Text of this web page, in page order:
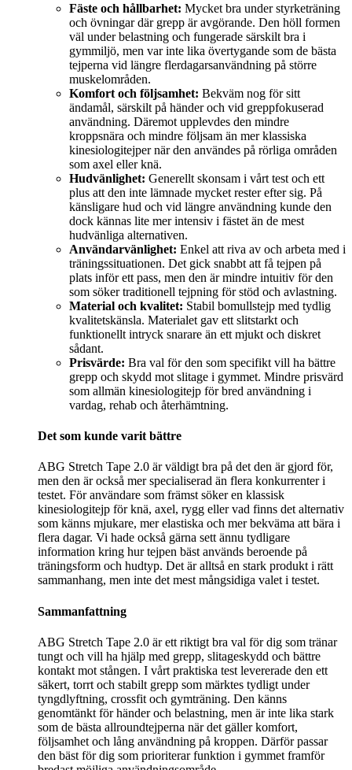
Fäste och hållbarhet: Mycket bra under styrketräning
och övningar där grepp är avgörande. Den höll formen
väl under belastning och fungerade särskilt bra i
gymmiljö, men var inte lika övertygande som de bästa
tejperna vid längre flerdagarsanvändning på större
muskelområden.
Komfort och följsamhet: Bekväm nog för sitt
ändamål, särskilt på händer och vid greppfokuserad
användning. Däremot upplevdes den mindre
kroppsnära och mindre följsam än mer klassiska
kinesiologitejper när den användes på rörliga områden
som axel eller knä.
Hudvänlighet: Generellt skonsam i vårt test och ett
plus att den inte lämnade mycket rester efter sig. På
känsligare hud och vid längre användning kunde den
dock kännas lite mer intensiv i fästet än de mest
hudvänliga alternativen.
Användarvänlighet: Enkel att riva av och arbeta med i
träningssituationen. Det gick snabbt att få tejpen på
plats inför ett pass, men den är mindre intuitiv för den
som söker traditionell tejpning för stöd och avlastning.
Material och kvalitet: Stabil bomullstejp med tydlig
kvalitetskänsla. Materialet gav ett slitstarkt och
funktionellt intryck snarare än ett mjukt och diskret
sådant.
Prisvärde: Bra val för den som specifikt vill ha bättre
grepp och skydd mot slitage i gymmet. Mindre prisvärd
som allmän kinesiologitejp för bred användning i
vardag, rehab och återhämtning.
Det som kunde varit bättre
ABG Stretch Tape 2.0 är väldigt bra på det den är gjord för,
men den är också mer specialiserad än flera konkurrenter i
testet. För användare som främst söker en klassisk
kinesiologitejp för knä, axel, rygg eller vad finns det alternativ
som känns mjukare, mer elastiska och mer bekväma att bära i
flera dagar. Vi hade också gärna sett ännu tydligare
information kring hur tejpen bäst används beroende på
träningsform och hudtyp. Det är alltså en stark produkt i rätt
sammanhang, men inte det mest mångsidiga valet i testet.
Sammanfattning
ABG Stretch Tape 2.0 är ett riktigt bra val för dig som tränar
tungt och vill ha hjälp med grepp, slitageskydd och bättre
kontakt mot stången. I vårt praktiska test levererade den ett
säkert, torrt och stabilt grepp som märktes tydligt under
tyngdlyftning, crossfit och gymträning. Den känns
genomtänkt för händer och belastning, men är inte lika stark
som de bästa allroundtejperna när det gäller komfort,
följsamhet och lång användning på kroppen. Därför passar
den bäst för dig som prioriterar funktion i gymmet framför